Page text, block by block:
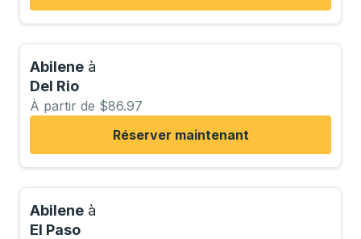
Abilene à
Del Rio
À partir de $86.97
Réserver maintenant
Abilene à
El Paso